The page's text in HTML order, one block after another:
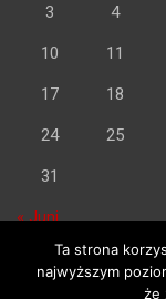
3 4
10 11
17 18
24 25
31
« Juni
Ta strona
najwyższym
że